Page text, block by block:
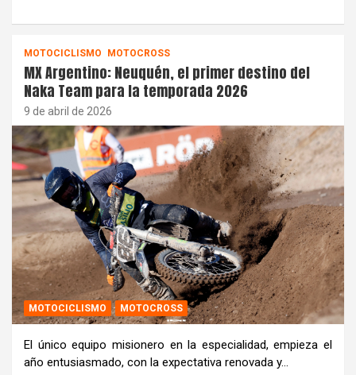
MOTOCICLISMO MOTOCROSS
MX Argentino: Neuquén, el primer destino del
Naka Team para la temporada 2026
9 de abril de 2026
MOTOCICLISMO MOTOCROSS
El único equipo misionero en la especialidad, empieza el
año entusiasmado, con la expectativa renovada y…